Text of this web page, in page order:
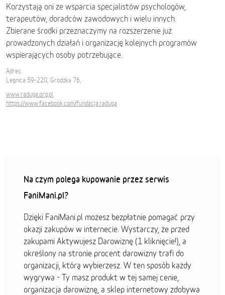
Korzystają oni ze wsparcia specjalistów psychologów,
terapeutów, doradców zawodowych i wielu innych.
Zbierane środki przeznaczymy na rozszerzenie już
prowadzonych działań i organizację kolejnych programów
wspierających osoby potrzebujące.
Adres:
Legnica 59-220, Grodzka 76,
www.raduga.org.pl
https://www.facebook.com/fundacja.raduga
Na czym polega kupowanie przez serwis
FaniMani.pl?
Dzięki FaniMani.pl możesz bezpłatnie pomagać przy
okazji zakupów w internecie. Wystarczy, że przed
zakupami Aktywujesz Darowiznę (1 kliknięcie!), a
określony na stronie procent darowizny trafi do
organizacji, którą wybierzesz. W ten sposób każdy
wygrywa - Ty masz produkt w tej samej cenie,
organizacja darowiznę, a sklep internetowy zdobywa